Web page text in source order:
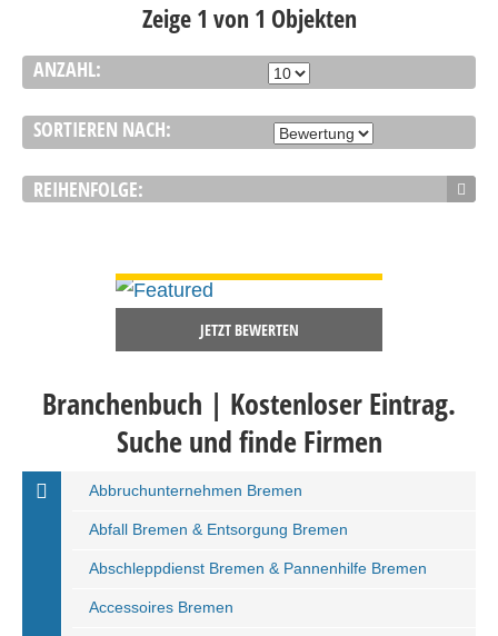
Zeige 1 von 1 Objekten
ANZAHL:
SORTIEREN NACH:
REIHENFOLGE:
JETZT BEWERTEN
Branchenbuch | Kostenloser Eintrag.
Suche und finde Firmen
Abbruchunternehmen Bremen
Abfall Bremen & Entsorgung Bremen
Abschleppdienst Bremen & Pannenhilfe Bremen
Accessoires Bremen